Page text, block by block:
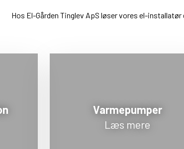
​Hos El-Gården Tinglev ApS løser vores el-
Varmepumper
Læs mere